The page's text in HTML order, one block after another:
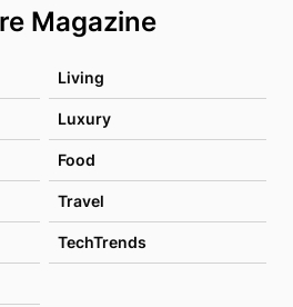
Magazine
Living
Luxury
Food
Travel
TechTrends